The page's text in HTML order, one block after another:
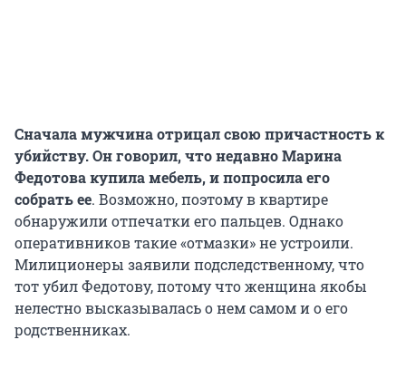
Сначала мужчина отрицал свою причастность к
убийству. Он говорил, что недавно Марина
Федотова купила мебель, и попросила его
собрать ее. Возможно, поэтому в квартире
обнаружили отпечатки его пальцев. Однако
оперативников такие «отмазки» не устроили.
Милиционеры заявили подследственному, что
тот убил Федотову, потому что женщина якобы
нелестно высказывалась о нем самом и о его
родственниках.